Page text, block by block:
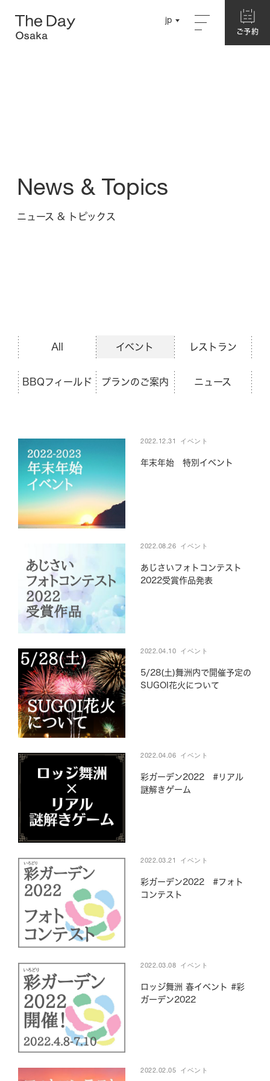
jp
ご予約
jp
ご予約
Close
Hotel
別館ネスト
ご利用案内
メニュー
団体の方へ
Experience
News & Topics
CAMP
アクセス情報
周辺観光
Google map
お問い合わせ
Facebook
Tripadvisor
Instagram
X
Reservation
舞洲で過ごす、すべての時間を大切にしてほしい。
News & Topics
ニュース & トピックス
All イベント レストラン
BBQフィールド プランのご案内 ニュース
2022.12.31 イベント
年末年始 特別イベント
2022.08.26 イベント
あじさいフォトコンテスト
2022受賞作品発表
2022.04.10 イベント
5/28(土)舞洲内で開催予定の
SUGOI花火について
2022.04.06 イベント
彩ガーデン2022 #リアル
謎解きゲーム
2022.03.21 イベント
彩ガーデン2022 #フォト
コンテスト
2022.03.08 イベント
ロッジ舞洲 春イベント #彩
ガーデン2022
2022.02.05 イベント